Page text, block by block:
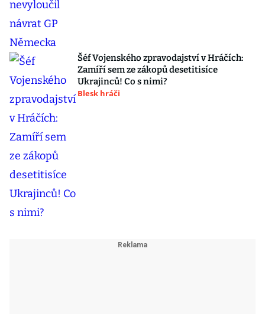
Šéf Vojenského zpravodajství v Hráčích:
Zamíří sem ze zákopů desetitisíce
Ukrajinců! Co s nimi?
Blesk hráči